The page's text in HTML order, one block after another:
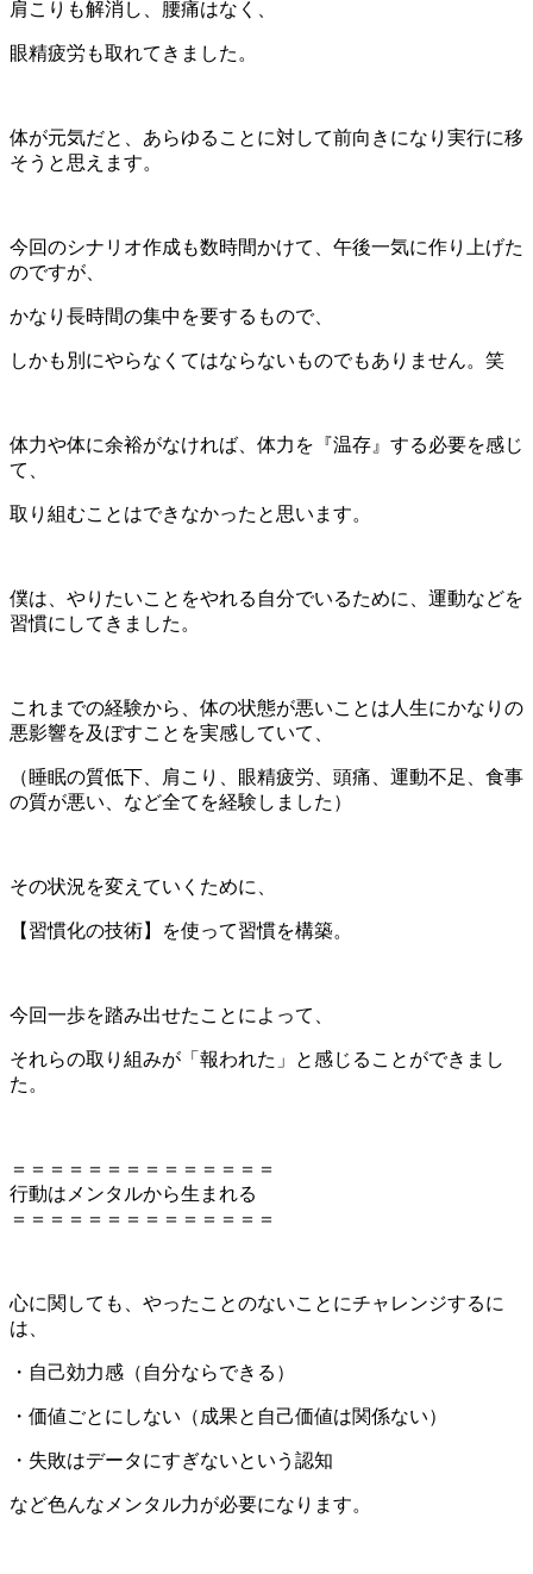
肩こりも解消し、腰痛はなく、
眼精疲労も取れてきました。
体が元気だと、あらゆることに対して前向きになり実行に移
そうと思えます。
今回のシナリオ作成も数時間かけて、午後一気に作り上げた
のですが、
かなり長時間の集中を要するもので、
しかも別にやらなくてはならないものでもありません。笑
体力や体に余裕がなければ、体力を『温存』する必要を感じ
て、
取り組むことはできなかったと思います。
僕は、やりたいことをやれる自分でいるために、運動などを
習慣にしてきました。
これまでの経験から、体の状態が悪いことは人生にかなりの
悪影響を及ぼすことを実感していて、
（睡眠の質低下、肩こり、眼精疲労、頭痛、運動不足、食事
の質が悪い、など全てを経験しました）
その状況を変えていくために、
【習慣化の技術】を使って習慣を構築。
今回一歩を踏み出せたことによって、
それらの取り組みが「報われた」と感じることができまし
た。
＝＝＝＝＝＝＝＝＝＝＝＝＝＝
行動はメンタルから生まれる
＝＝＝＝＝＝＝＝＝＝＝＝＝＝
心に関しても、やったことのないことにチャレンジするに
は、
・自己効力感（自分ならできる）
・価値ごとにしない（成果と自己価値は関係ない）
・失敗はデータにすぎないという認知
など色んなメンタル力が必要になります。